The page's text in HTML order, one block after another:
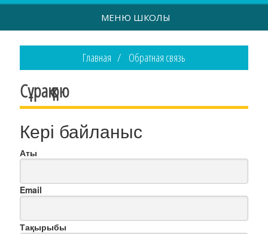
МЕНЮ ШКОЛЫ
Главная Обратная связь
Сұрақ қою
Кері байланыс
Аты
Email
Тақырыбы